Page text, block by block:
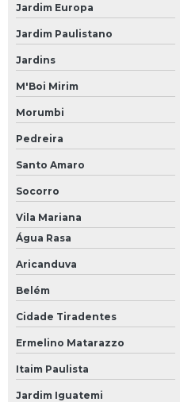
Jardim Europa
Jardim Paulistano
Jardins
M'Boi Mirim
Morumbi
Pedreira
Santo Amaro
Socorro
Vila Mariana
Água Rasa
Aricanduva
Belém
Cidade Tiradentes
Ermelino Matarazzo
Itaim Paulista
Jardim Iguatemi